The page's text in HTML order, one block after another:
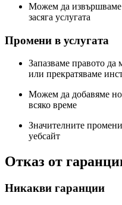
Можем да извършваме
засяга услугата
Промени в услугата
Запазваме правото
или прекратяваме
Можем да добавяме
всяко време
Значителните
уебсайт
Отказ от
Никакви гаранции